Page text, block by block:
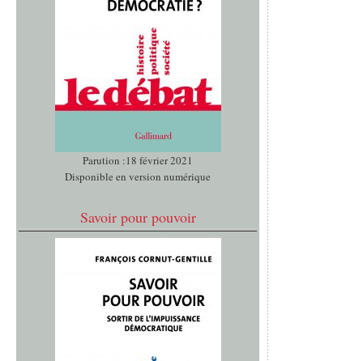
Parution :18 février 2021
Disponible en version numérique
Savoir pour pouvoir